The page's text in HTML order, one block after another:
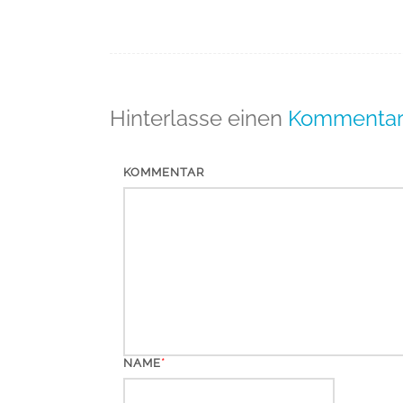
Hinterlasse einen Kommentar
KOMMENTAR
NAME*